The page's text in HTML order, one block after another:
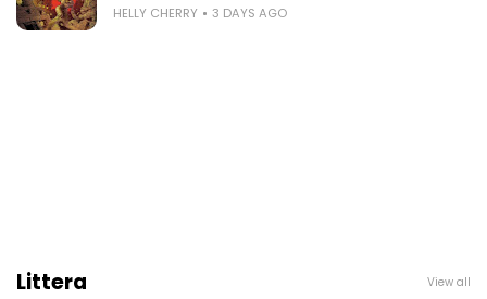
HELLY CHERRY 3 DAYS AGO
Littera View all